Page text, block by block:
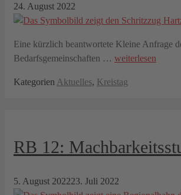
24. August 2022
Eine kürzlich beantwortete Kleine Anfrage
Bedarfsgemeinschaften … weiterlesen
Kategorien Aktuelles, Kreistag
RB 12:
5. August 202223. Juli 2022